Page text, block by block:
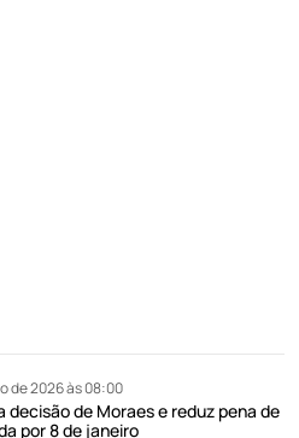
de 2026 às 08:00
decisão de Moraes e reduz pena de
por 8 de janeiro